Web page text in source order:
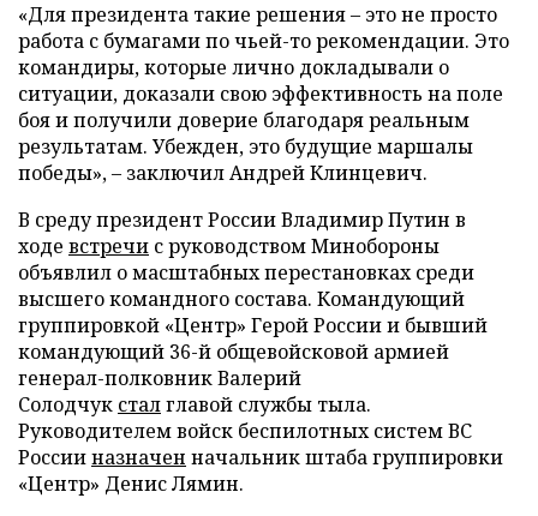
«Для президента такие решения – это не просто
работа с бумагами по чьей-то рекомендации. Это
командиры, которые лично докладывали о
ситуации, доказали свою эффективность на поле
боя и получили доверие благодаря реальным
результатам. Убежден, это будущие маршалы
победы», – заключил Андрей Клинцевич.
В среду президент России Владимир Путин в
ходе встречи с руководством Минобороны
объявлил о масштабных перестановках среди
высшего командного состава. Командующий
группировкой «Центр» Герой России и бывший
командующий 36-й общевойсковой армией
генерал-полковник Валерий
Солодчук сталглавой службы тыла.
Руководителем войск беспилотных систем ВС
Россииназначен начальник штаба группировки
«Центр» Денис Лямин.